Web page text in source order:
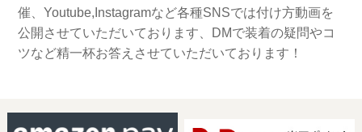
催、Youtube,Instagramなど各種SNSでは付け方動画を
公開させていただいております、DMで装着の疑問やコ
ツなど精一杯お答えさせていただいております！